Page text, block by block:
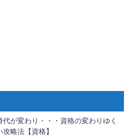
代が変わり・・・資格の変わりゆく
略法【資格】